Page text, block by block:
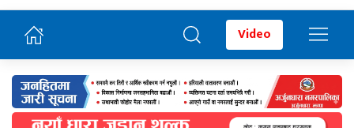
Video